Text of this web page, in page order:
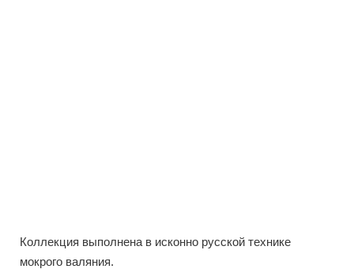
Коллекция выполнена в исконно русской технике
мокрого валяния.